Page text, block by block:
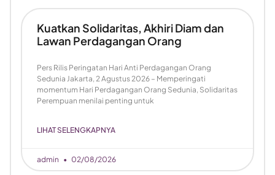
Kuatkan Solidaritas, Akhiri Diam dan
Lawan Perdagangan Orang
Pers Rilis Peringatan Hari Anti Perdagangan Orang
Sedunia Jakarta, 2 Agustus 2026 – Memperingati
momentum Hari Perdagangan Orang Sedunia, Solidaritas
Perempuan menilai penting untuk
LIHAT SELENGKAPNYA
admin 02/08/2026